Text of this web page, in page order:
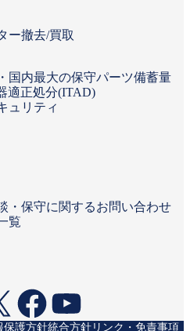
Facebook
YouTube
ー撤去/買取
国内最大の保守パーツ備蓄量
適正処分(ITAD)
ュリティ
・保守に関するお問い合わせ
覧
保護方針統合方針 リンク・免責事項